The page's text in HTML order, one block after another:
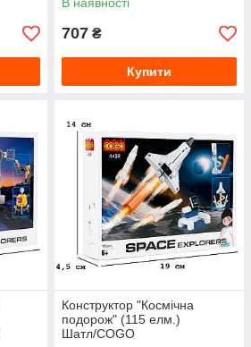
707 ₴
Купити
Конструктор "Космічна
подорож" (115 елм.)
Шатл/COGO